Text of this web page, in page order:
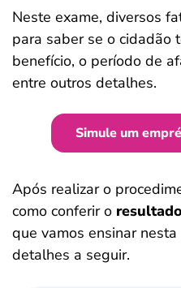
Neste exame, diversos
para saber se o cidadão
benefício, o período de
entre outros detalhes.
Simule um
Após realizar o
como conferir o
que vamos ensinar
detalhes a seguir.